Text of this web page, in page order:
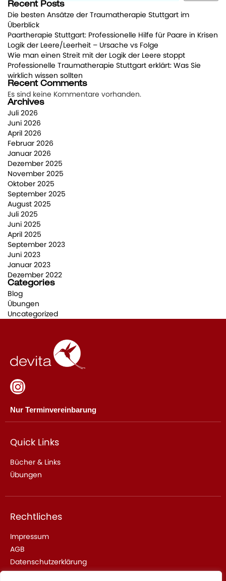
Recent Posts
Die besten Ansätze der Traumatherapie Stuttgart im
Überblick
Paartherapie Stuttgart: Professionelle Hilfe für Paare in Krisen
Logik der Leere/Leerheit – Ursache vs Folge
Wie man einen Streit mit der Logik der Leere stoppt
Professionelle Traumatherapie Stuttgart erklärt: Was Sie
wirklich wissen sollten
Recent Comments
Es sind keine Kommentare vorhanden.
Archives
Juli 2026
Juni 2026
April 2026
Februar 2026
Januar 2026
Dezember 2025
November 2025
Oktober 2025
September 2025
August 2025
Juli 2025
Juni 2025
April 2025
September 2023
Juni 2023
Januar 2023
Dezember 2022
Categories
Blog
Übungen
Uncategorized
Nur Terminvereinbarung
Quick Links
Bücher & Links
Übungen
Rechtliches
Impressum
AGB
Datenschutzerklärung